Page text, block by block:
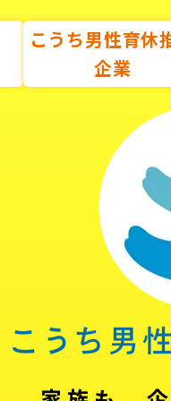
こうち男性育休
企業